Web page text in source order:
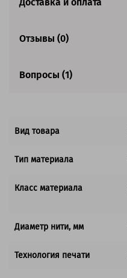
Страна:Китай
Отзывы (0)
Вопросы (1)
Вид товара
Тип материала
Класс материала
Диаметр нити, мм
Технология печати